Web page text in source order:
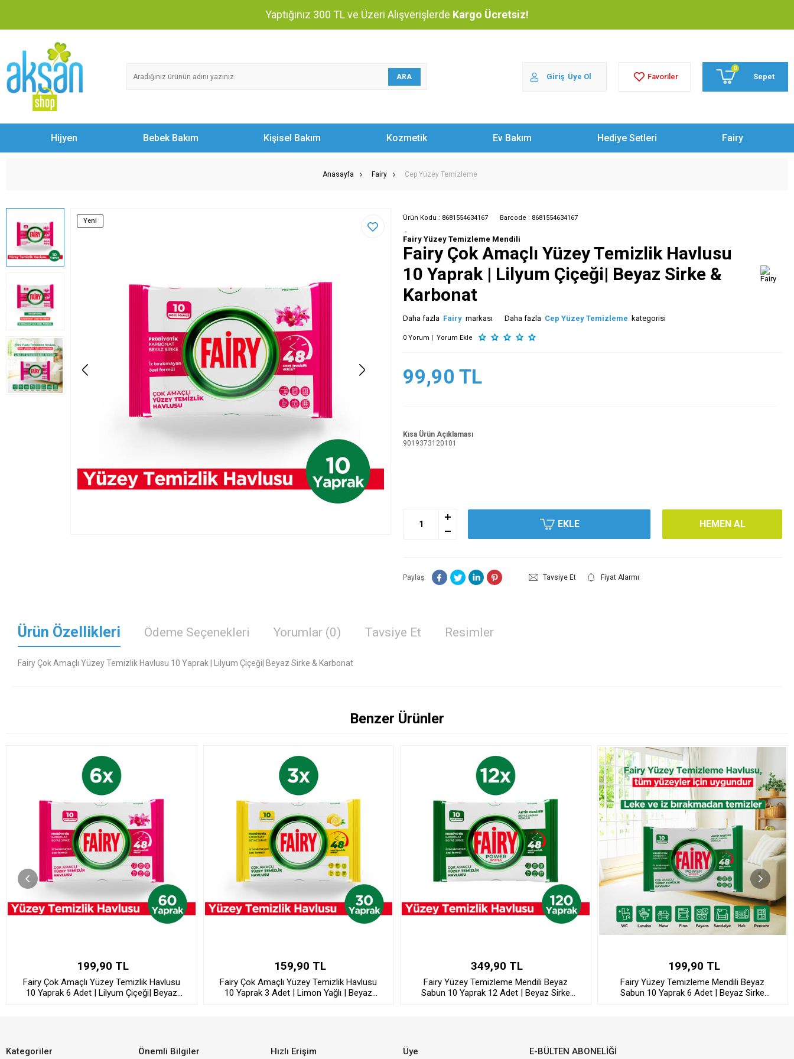
Yaptığınız 300 TL ve Üzeri Alışverişlerde Kargo Ücretsiz!
ARA Giriş Üye Ol Favoriler
0
Sepet
Hijyen Bebek Bakım Kişisel Bakım Kozmetik Ev Bakım Hediye Setleri Fairy
Anasayfa Fairy Cep Yüzey Temizleme
Yeni Ürün Kodu : 8681554634167 Barcode : 8681554634167
-
Fairy Yüzey Temizleme Mendili
Fairy Çok Amaçlı Yüzey Temizlik Havlusu
10 Yaprak | Lilyum Çiçeği| Beyaz Sirke &
Karbonat
Daha fazla Fairy markası Daha fazla Cep Yüzey Temizleme kategorisi
0 Yorum | Yorum Ekle
99,90 TL
Kısa Ürün Açıklaması
9019373120101
EKLE HEMEN AL
Paylaş: Tavsiye Et Fiyat Alarmı
Ürün Özellikleri Ödeme Seçenekleri Yorumlar (0) Tavsiye Et Resimler
Fairy Çok Amaçlı Yüzey Temizlik Havlusu 10 Yaprak | Lilyum Çiçeği| Beyaz Sirke & Karbonat
Benzer Ürünler
199,90 TL
Fairy Çok Amaçlı Yüzey Temizlik Havlusu
10 Yaprak 6 Adet | Lilyum Çiçeği| Beyaz
159,90 TL
Fairy Çok Amaçlı Yüzey Temizlik Havlusu
10 Yaprak 3 Adet | Limon Yağlı | Beyaz
349,90 TL
Fairy Yüzey Temizleme Mendili Beyaz
Sabun 10 Yaprak 12 Adet | Beyaz Sirke
199,90 TL
Fairy Yüzey Temizleme Mendili Beyaz
Sabun 10 Yaprak 6 Adet | Beyaz Sirke
Kategoriler Önemli Bilgiler Hızlı Erişim Üye E-BÜLTEN ABONELİĞİ